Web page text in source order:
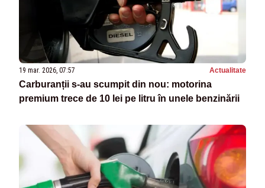
19 mar. 2026, 07:57 Actualitate
Carburanții s-au scumpit din nou: motorina
premium trece de 10 lei pe litru în unele benzinării